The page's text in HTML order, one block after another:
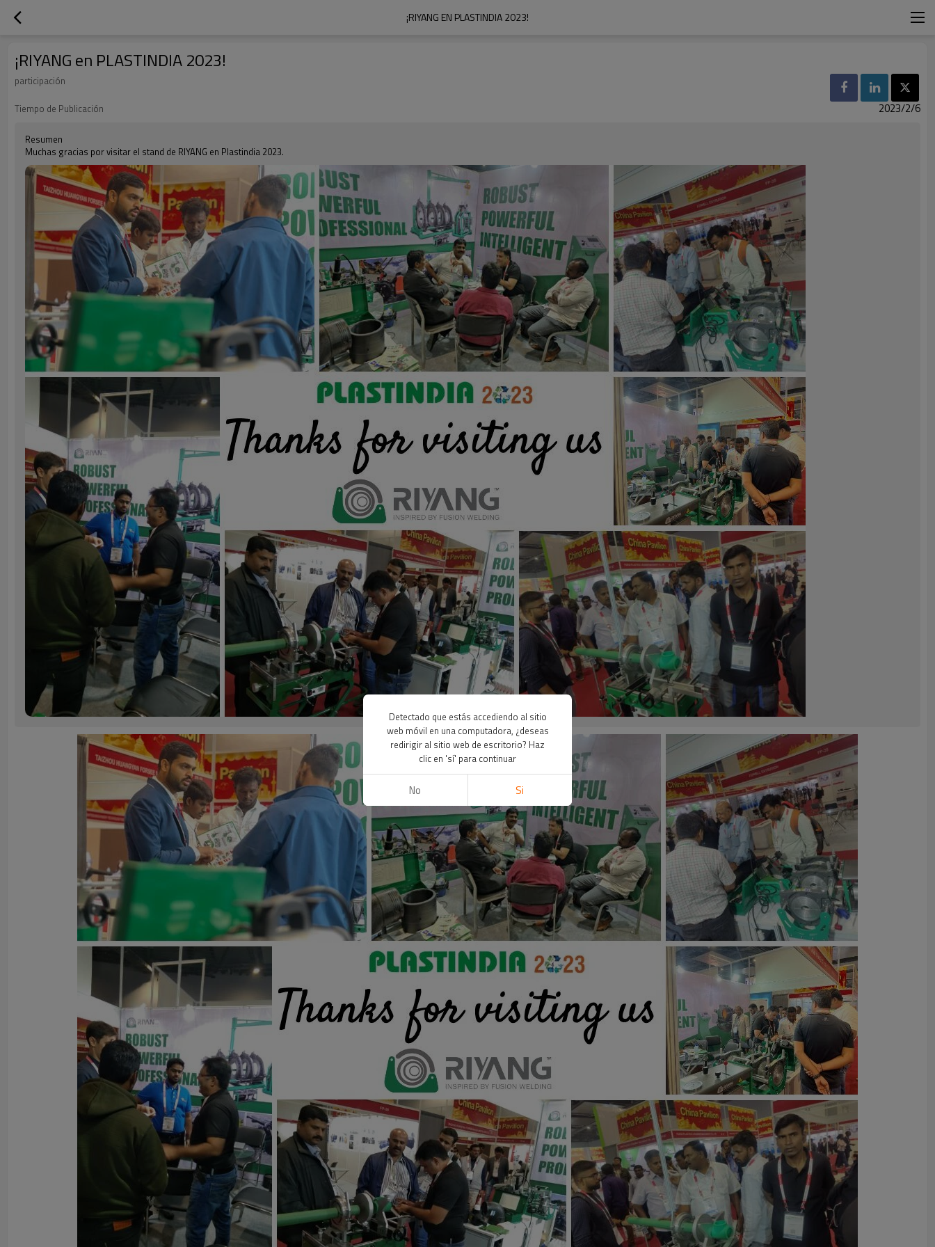
¡RIYANG EN PLASTINDIA 2023!
¡RIYANG en PLASTINDIA 2023!
participación
Tiempo de Publicación
2023/2/6
Resumen
Muchas gracias por visitar el stand de RIYANG en Plastindia 2023.
Detectado que estás accediendo al sitio
web móvil en una computadora, ¿deseas
redirigir al sitio web de escritorio? Haz
clic en 'sí' para continuar
No Si